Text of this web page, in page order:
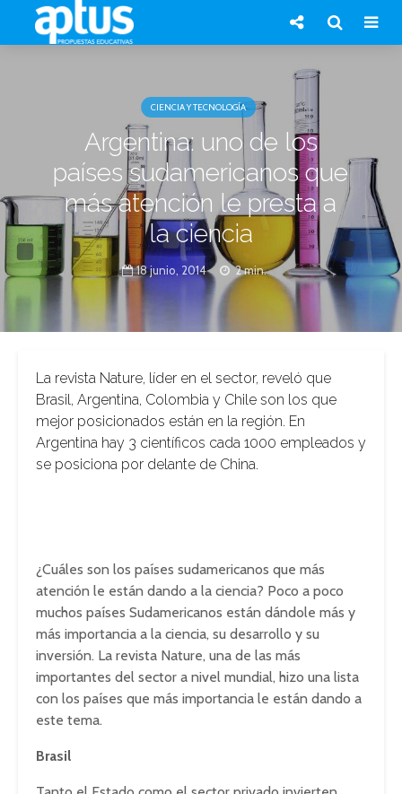
CIENCIA Y TECNOLOGÍA
Argentina: uno de los
países sudamericanos que
más atención le presta a
la ciencia
18 junio, 2014 2 min.
La revista Nature, líder en el sector, reveló que
Brasil, Argentina, Colombia y Chile son los que
mejor posicionados están en la región. En
Argentina hay 3 científicos cada 1000 empleados y
se posiciona por delante de China.
¿Cuáles son los países sudamericanos que más
atención le están dando a la ciencia? Poco a poco
muchos países Sudamericanos están dándole más y
más importancia a la ciencia, su desarrollo y su
inversión. La revista Nature, una de las más
importantes del sector a nivel mundial, hizo una lista
con los países que más importancia le están dando a
este tema.
Brasil